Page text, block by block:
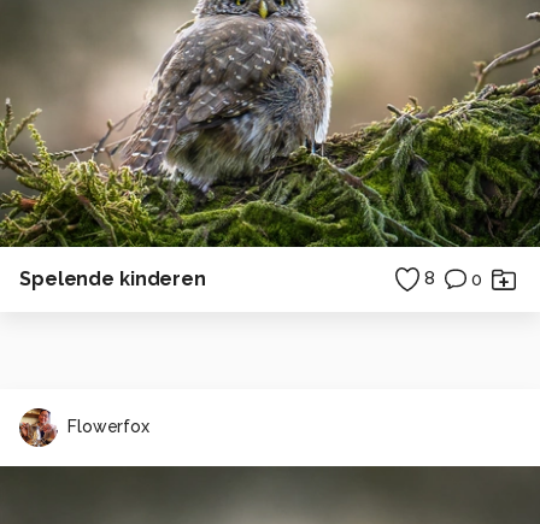
Spelende kinderen 8 0
Flowerfox